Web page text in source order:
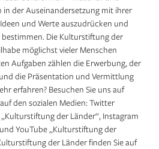
in der Auseinandersetzung mit ihrer
und Werte auszudrücken und
bestimmen. Die Kulturstiftung der
möglichst vieler Menschen
Aufgaben zählen die Erwerbung, der
die Präsentation und Vermittlung
erfahren? Besuchen Sie uns auf
den sozialen Medien: Twitter
der Länder“, Instagram
YouTube „Kulturstiftung der
der Länder finden Sie auf